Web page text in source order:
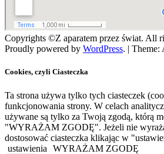
Copyrights ©Z aparatem przez świat. All
Proudly powered by WordPress. | Theme:
Cookies, czyli Ciasteczka
Ta strona używa tylko tych ciasteczek
funkcjonowania strony. W celach
używane są tylko za Twoją zgodą, którą
"WYRAŻAM ZGODĘ". Jeżeli nie
dostosować ciasteczka klikając w
ustawienia
WYRAŻAM ZGODĘ